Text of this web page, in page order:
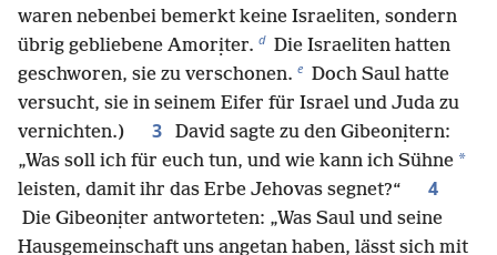
waren nebenbei bemerkt keine Israeliten, sondern
übrig gebliebene Amorịter. d Die Israeliten hatten
geschworen, sie zu verschonen. e Doch Saul hatte
versucht, sie in seinem Eifer für Israel und Juda zu
vernichten.)
3
David sagte zu den Gibeonịtern:
„Was soll ich für euch tun, und wie kann ich Sühne *
leisten, damit ihr das Erbe Jehovas segnet?“ 4
Die Gibeonịter antworteten: „Was Saul und seine
Hausgemeinschaft uns angetan haben, lässt sich mit